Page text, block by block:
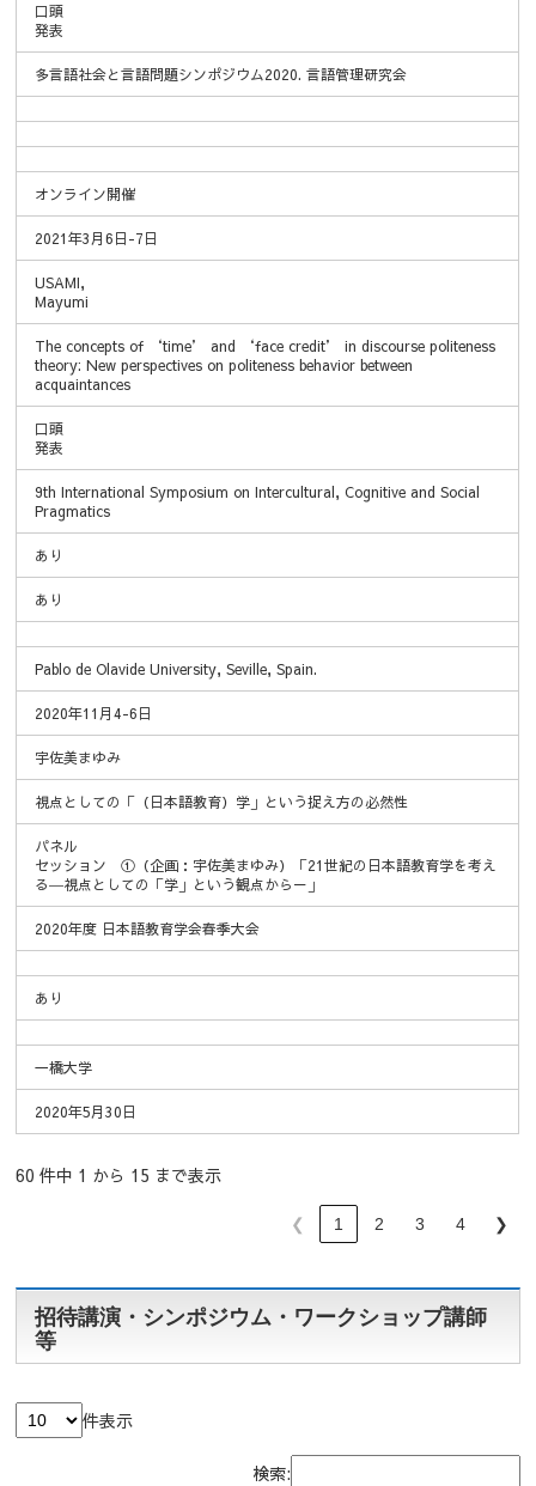
口頭
発表
多言語社会と言語問題シンポジウム2020. 言語管理研究会
オンライン開催
2021年3月6日-7日
USAMI,
Mayumi
The concepts of ‘time’ and ‘face credit’ in discourse politeness
theory: New perspectives on politeness behavior between
acquaintances
口頭
発表
9th International Symposium on Intercultural, Cognitive and Social
Pragmatics
あり
あり
Pablo de Olavide University, Seville, Spain.
2020年11月4-6日
宇佐美まゆみ
視点としての「（日本語教育）学」という捉え方の必然性
パネル
セッション ①（企画：宇佐美まゆみ）「21世紀の日本語教育学を考え
る―視点としての「学」という観点から－」
2020年度 日本語教育学会春季大会
あり
一橋大学
2020年5月30日
60 件中 1 から 15 まで表示
❮ 1 2 3 4 ❯
招待講演・シンポジウム・ワークショップ講師
等
件表示
検索: